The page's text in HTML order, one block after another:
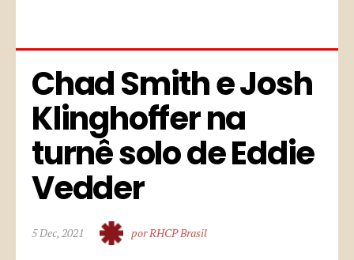
Chad Smith e Josh
Klinghoffer na
turnê solo de Eddie
Vedder
5 Dec, 2021 por RHCP Brasil